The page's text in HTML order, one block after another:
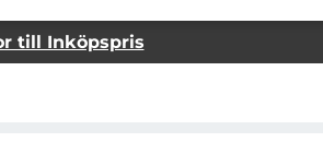
till Inköpspris